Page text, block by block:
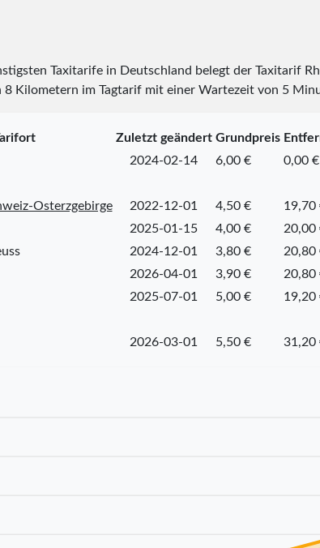
Taxitarife in Deutschland belegt der Taxitarif
8 Kilometern im Tagtarif mit einer Wartezeit von 5
Zuletzt geändert Grundpreis
2024-02-14 6,00 € 0,00 €
Osterzgebirge 2022-12-01 4,50 € 19,70
2025-01-15 4,00 € 20,00
2024-12-01 3,80 € 20,80
2026-04-01 3,90 € 20,80
2025-07-01 5,00 € 19,20
2026-03-01 5,50 € 31,20